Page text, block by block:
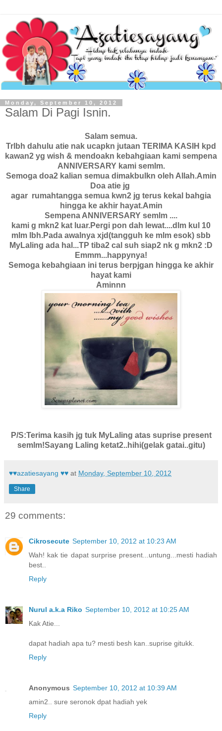
Monday, September 10, 2012
Salam Di Pagi Isnin.
Salam semua.
Trlbh dahulu atie nak ucapkn jutaan TERIMA KASIH kpd
kawan2 yg wish & mendoakn kebahgiaan kami sempena
ANNIVERSARY kami semlm.
Semoga doa2 kalian semua dimakbulkn oleh Allah.Amin
Doa atie jg
agar rumahtangga semua kwn2 jg terus kekal bahgia
hingga ke akhir hayat.Amin
Sempena ANNIVERSARY semlm ....
kami g mkn2 kat luar.Pergi pon dah lewat....dlm kul 10
mlm lbh.Pada awalnya xjd(tangguh ke mlm esok) sbb
MyLaling ada hal...TP tiba2 cal suh siap2 nk g mkn2 :D
Emmm...happynya!
Semoga kebahgiaan ini terus berpjgan hingga ke akhir
hayat kami
Aminnn
P/S:Terima kasih jg tuk MyLaling atas suprise present
semlm!Sayang Laling ketat2..hihi(gelak gatai..gitu)
♥♥azatiesayang ♥♥ at Monday, September 10, 2012
Share
29 comments:
Cikrosecute September 10, 2012 at 10:23 AM
Wah! kak tie dapat surprise present...untung...mesti hadiah
best..
Reply
Nurul a.k.a Riko September 10, 2012 at 10:25 AM
Kak Atie...
dapat hadiah apa tu? mesti besh kan..suprise gitukk.
Reply
Anonymous September 10, 2012 at 10:39 AM
amin2.. sure seronok dpat hadiah yek
Reply